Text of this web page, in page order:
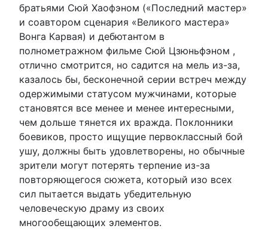
братьями Сюй Хаофэном («Последний мастер»
и соавтором сценария «Великого мастера»
Вонга Карвая) и дебютантом в
полнометражном фильме Сюй Цзюньфэном ,
отлично смотрится, но садится на мель из-за,
казалось бы, бесконечной серии встреч между
одержимыми статусом мужчинами, которые
становятся все менее и менее интересными,
чем дольше тянется их вражда. Поклонники
боевиков, просто ищущие первоклассный бой
ушу, должны быть удовлетворены, но обычные
зрители могут потерять терпение из-за
повторяющегося сюжета, который изо всех
сил пытается выдать убедительную
человеческую драму из своих
многообещающих элементов.